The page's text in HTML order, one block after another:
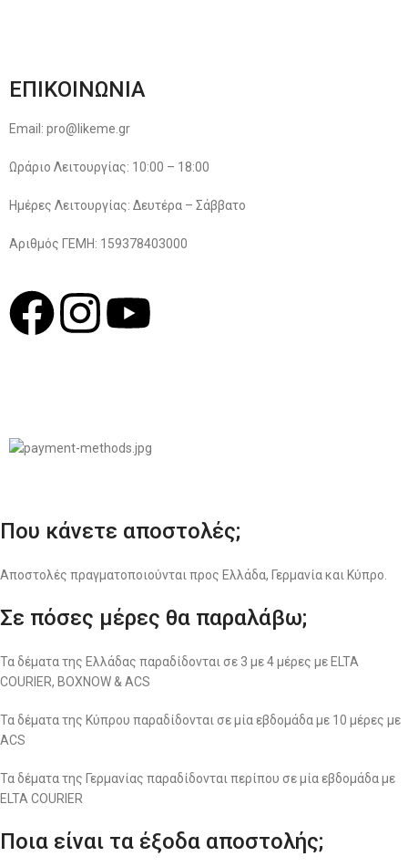
ΕΠΙΚΟΙΝΩΝΙΑ
Email: pro@likeme.gr
Ωράριο Λειτουργίας: 10:00 – 18:00
Ημέρες Λειτουργίας: Δευτέρα – Σάββατο
Αριθμός ΓΕΜΗ: 159378403000
Που κάνετε αποστολές;
Αποστολές πραγματοποιούνται προς Ελλάδα, Γερμανία και Κύπρο.
Σε πόσες μέρες θα παραλάβω;
Τα δέματα της Ελλάδας παραδίδονται σε 3 με 4 μέρες με ELTA
COURIER, BOXNOW & ACS
Τα δέματα της Κύπρου παραδίδονται σε μία εβδομάδα με 10 μέρες με
ACS
Τα δέματα της Γερμανίας παραδίδονται περίπου σε μία εβδομάδα με
ELTA COURIER
Ποια είναι τα έξοδα αποστολής;